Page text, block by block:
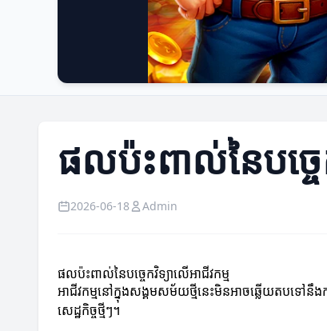
ផលប៉ះពាល់នៃបច្ចេ
2026-06-18 Admin
ផលប៉ះពាល់នៃបច្ចេកវិទ្យា​លើអាជីវកម្ម
អាជីវកម្មនៅក្នុងសង្គមសម័យថ្មីនេះមិនអាចឆ្លើយតបទៅនឹងក
សេដ្ឋកិច្ចថ្មីៗ។